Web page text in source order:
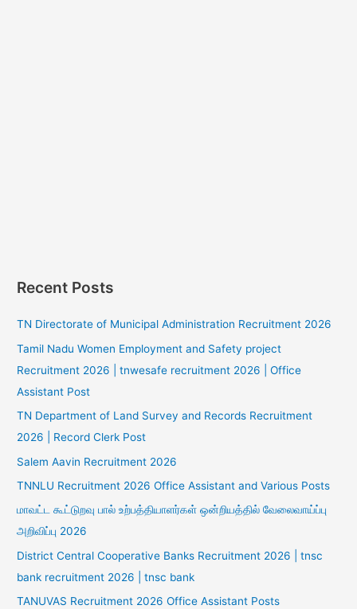
Recent Posts
TN Directorate of Municipal Administration Recruitment 2026
Tamil Nadu Women Employment and Safety project
Recruitment 2026 | tnwesafe recruitment 2026 | Office
Assistant Post
TN Department of Land Survey and Records Recruitment
2026 | Record Clerk Post
Salem Aavin Recruitment 2026
TNNLU Recruitment 2026 Office Assistant and Various Posts
மாவட்ட கூட்டுறவு பால் உற்பத்தியாளர்கள் ஒன்றியத்தில் வேலைவாய்ப்பு
அறிவிப்பு 2026
District Central Cooperative Banks Recruitment 2026 | tnsc
bank recruitment 2026 | tnsc bank
TANUVAS Recruitment 2026 Office Assistant Posts